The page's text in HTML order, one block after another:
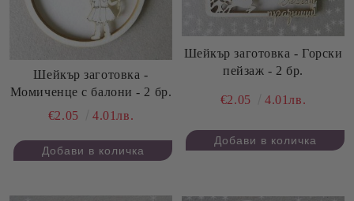
Шейкър заготовка -
Момиченце с балони - 2 бр.
€2.05
4.01лв.
Шейкър заготовка - Горски
пейзаж - 2 бр.
€2.05 4.01лв.